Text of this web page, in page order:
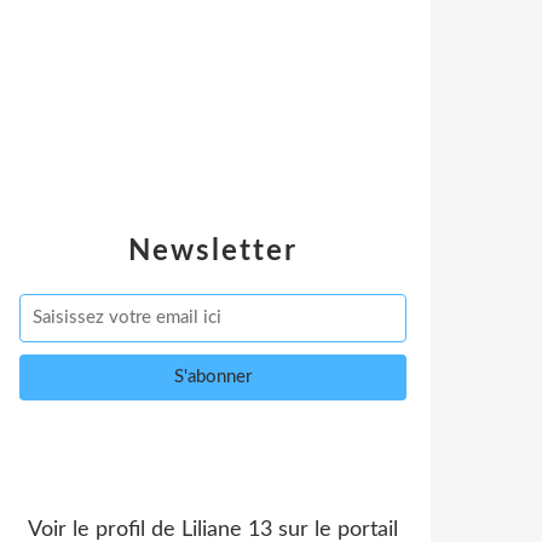
Newsletter
Voir le profil de Liliane 13 sur le portail